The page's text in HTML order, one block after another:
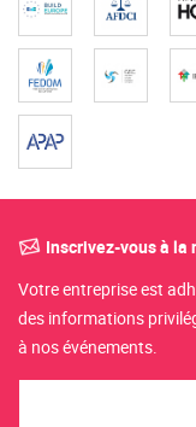
Inscrivez-vous à la
Votre entreprise est
des informations
à nos événements.